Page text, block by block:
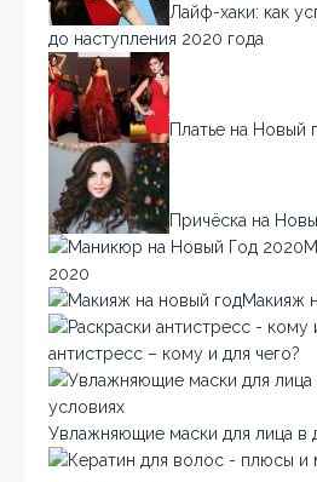
Лайф-хаки: как
до наступления 2020 года
Платье на Новый
Причёска на
2020
Макияж
антистресс – кому и для чего?
Увлажняющие маски для лица в